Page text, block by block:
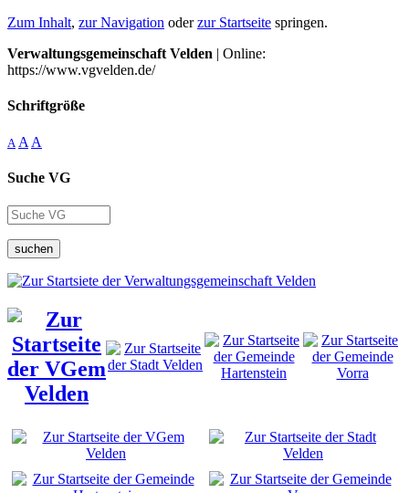
Zum Inhalt, zur Navigation oderzur Startseite springen.
Verwaltungsgemeinschaft Velden | Online:
https://www.vgvelden.de/
Schriftgröße
A A A
Suche VG
suchen